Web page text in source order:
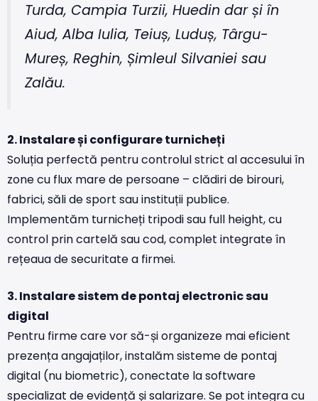
Turda, Campia Turzii, Huedin dar și în
Aiud, Alba Iulia, Teiuș, Luduș, Târgu-
Mureș, Reghin, Șimleul Silvaniei sau
Zalău.
2. Instalare și configurare turnicheți
Soluția perfectă pentru controlul strict al accesului în
zone cu flux mare de persoane – clădiri de birouri,
fabrici, săli de sport sau instituții publice.
Implementăm turnicheți tripodi sau full height, cu
control prin cartelă sau cod, complet integrate în
rețeaua de securitate a firmei.
3. Instalare sistem de pontaj electronic sau
digital
Pentru firme care vor să-și organizeze mai eficient
prezența angajaților, instalăm sisteme de pontaj
digital (nu biometric), conectate la software
specializat de evidență și salarizare. Se pot integra cu